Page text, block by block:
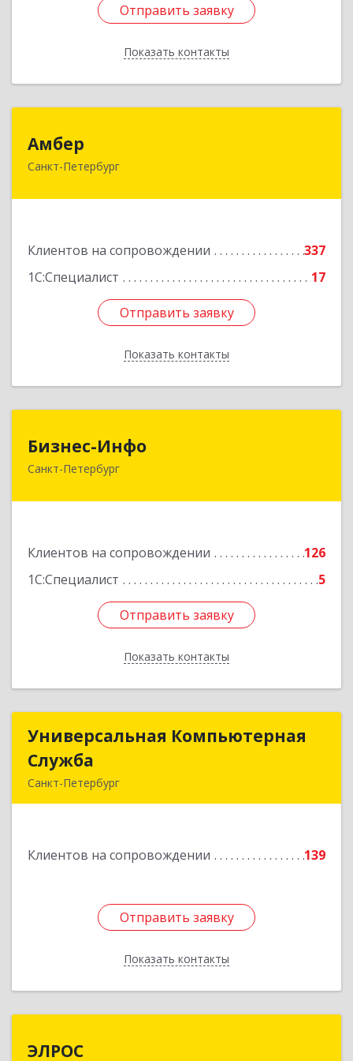
Отправить заявку
Показать контакты
Отправить заявку
Назад
Амбер
Санкт-Петербург
Клиентов на сопровождении
337
1С:Специалист
17
Отправить заявку
Показать контакты
191119, Санкт-Петербург г, Правды ул, дом №
Отправить заявку
Назад
Бизнес-Инфо
Санкт-Петербург
Клиентов на сопровождении
126
1С:Специалист
5
Отправить заявку
Показать контакты
191119, Санкт-Петербург г, Константина
Подробнее
Отправить заявку
Назад
Универсальная Компьютерная
Служба
Санкт-Петербург
Клиентов на сопровождении 139
Отправить заявку
Показать контакты
Универсальная Компьютерная
Подробнее
Отправить заявку
Назад
ЭЛРОС